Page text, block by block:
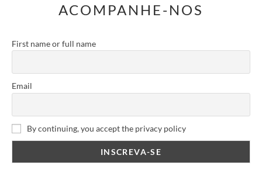
ACOMPANHE-NOS
First name or full name
Email
By continuing, you accept the privacy policy